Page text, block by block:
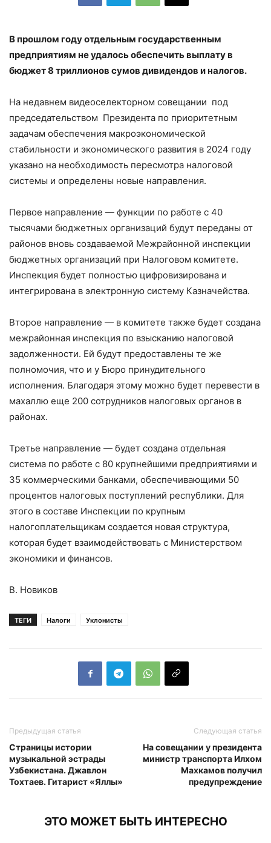
В прошлом году отдельным государственным
предприятиям не удалось обеспечить выплату в
бюджет 8 триллионов сумов дивидендов и налогов.
На недавнем видеоселекторном совещании под
председательством Президента по приоритетным
задачам обеспечения макроэкономической
стабильности и экономического развития в 2024 году
указано на необходимость пересмотра налоговой
системы и определены новые направления.
Первое направление — функции по работе с 40
тысячами бюджетных организаций будут переданы от
районов вновь создаваемой Межрайонной инспекции
бюджетных организаций при Налоговом комитете.
Инспекция будет полностью цифровизирована и
интегрирована в электронную систему Казначейства.
Второе направление — в комитете также будет создана
межрайонная инспекция по взысканию налоговой
задолженности. Ей будут предоставлены те же
полномочия, что и у Бюро принудительного
исполнения. Благодаря этому можно будет перевести в
махаллю еще 200 сотрудников налоговых органов в
районах.
Третье направление — будет создана отдельная
система по работе с 80 крупнейшими предприятиями и
35 коммерческими банками, обеспечивающими 50
процентов налоговых поступлений республики. Для
этого в составе Инспекции по крупным
налогоплательщикам создается новая структура,
которая будет взаимодействовать с Министерством
экономики и финансов.
В. Новиков
ТЕГИ Налоги Уклонисты
Предыдущая статья
Страницы истории
музыкальной эстрады
Узбекистана. Джавлон
Тохтаев. Гитарист «Яллы»
Следующая статья
На совещании у президента
министр транспорта Илхом
Махкамов получил
предупреждение
ЭТО МОЖЕТ БЫТЬ ИНТЕРЕСНО